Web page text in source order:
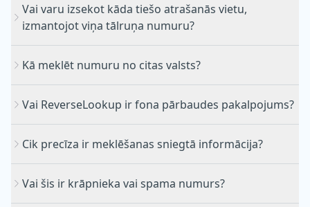
Vai varu izsekot kāda tiešo atrašanās vietu,
izmantojot viņa tālruņa numuru?
Kā meklēt numuru no citas valsts?
Vai ReverseLookup ir fona pārbaudes pakalpojums?
Cik precīza ir meklēšanas sniegtā informācija?
Vai šis ir krāpnieka vai spama numurs?